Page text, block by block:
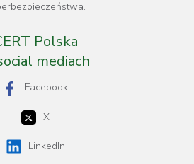
Polska
mediach
Facebook
X
LinkedIn